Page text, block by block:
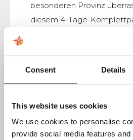
Consent Details
This website uses cookies
We use cookies to personalise
provide social media features
besonderen Provinz
diesem 4-Tage-